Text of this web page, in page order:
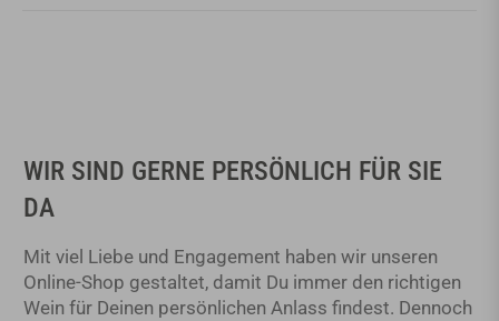
WIR SIND GERNE PERSÖNLICH FÜR SIE
DA
Mit viel Liebe und Engagement haben wir unseren
Online-Shop gestaltet, damit Du immer den richtigen
Wein für Deinen persönlichen Anlass findest. Dennoch